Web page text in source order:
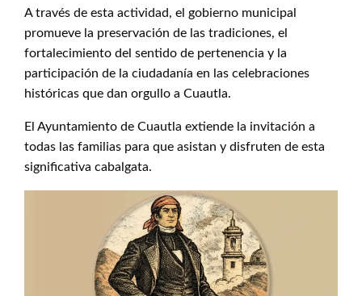
A través de esta actividad, el gobierno municipal
promueve la preservación de las tradiciones, el
fortalecimiento del sentido de pertenencia y la
participación de la ciudadanía en las celebraciones
históricas que dan orgullo a Cuautla.
El Ayuntamiento de Cuautla extiende la invitación a
todas las familias para que asistan y disfruten de esta
significativa cabalgata.